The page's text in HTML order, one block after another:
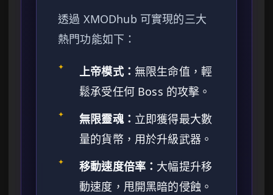
透過 XMODhub 可實現的三大
熱門功能如下：
✦ 上帝模式： 無限生命值，輕
鬆承受任何 Boss 的攻擊。
✦ 無限靈魂： 立即獲得最大數
量的貨幣，用於升級武器。
✦ 移動速度倍率： 大幅提升移
動速度，甩開黑暗的侵蝕。